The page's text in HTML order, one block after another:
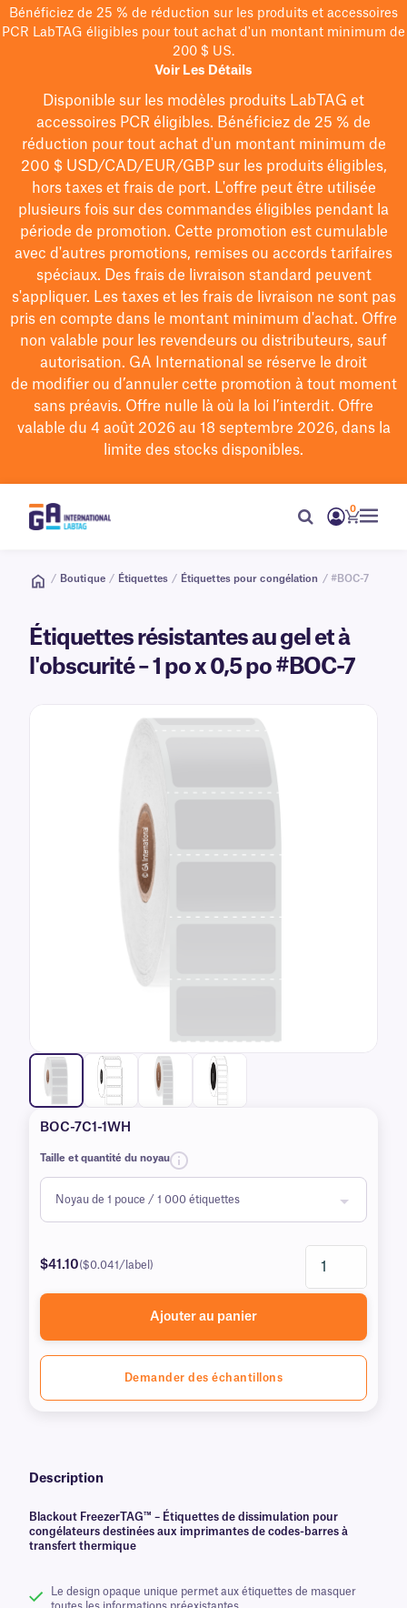
Bénéficiez de 25 % de réduction sur les produits et accessoires
PCR LabTAG éligibles pour tout achat d'un montant minimum de
200 $ US.
Voir Les Détails
Disponible sur les modèles produits LabTAG et
accessoires PCR éligibles. Bénéficiez de 25 % de
réduction pour tout achat d'un montant minimum de
200 $USD/CAD/EUR/GBPsur les produits éligibles,
hors taxes et frais de port. L'offre peut être utilisée
plusieurs fois sur des commandes éligibles pendant la
période de promotion. Cette promotion est cumulable
avec d'autres promotions, remises ou accords tarifaires
spéciaux. Des frais de livraison standard peuvent
s'appliquer. Les taxes et les frais de livraison ne sont pas
pris en compte dans le montant minimum d'achat. Offre
non valable pour les revendeurs ou distributeurs, sauf
autorisation. GA International se réserve le droit
de modifierou d’annuler cette promotion à tout moment
sans préavis. Offre nulle là où la loi l’interdit. Offre
valable du 4 août 2026 au 18 septembre 2026, dans la
limite des stocks disponibles.
0
/ Boutique / Étiquettes / Étiquettes pour congélation / #BOC-7
Étiquettes résistantes au gel et à
l'obscurité – 1 po x 0,5 po #BOC-7
BOC-7C1-1WH
Taille et quantité du noyau
$41.10($0.041/label)
Ajouter au panier
Demander des échantillons
Description
Blackout FreezerTAG™ – Étiquettes de dissimulation pour
congélateurs destinées aux imprimantes de codes-barres à
transfert thermique
Le design opaque unique permet aux étiquettes de masquer